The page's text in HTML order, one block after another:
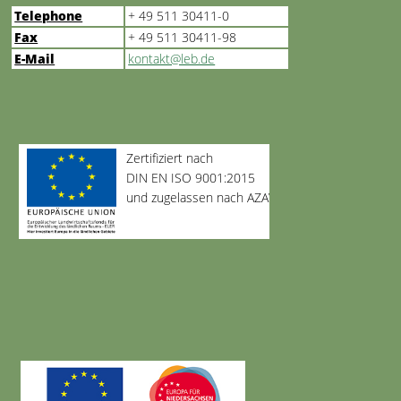
Telephone
+ 49 511 30411-0
Fax
+ 49 511 30411-98
E-Mail
kontakt@leb.de
Zertifiziert nach
DIN EN ISO 9001:2015
und zugelassen nach AZAV